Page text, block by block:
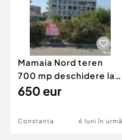
Mamaia Nord teren
700 mp deschidere la
D24 si D25
650 eur
Constanta 6 luni în urmă